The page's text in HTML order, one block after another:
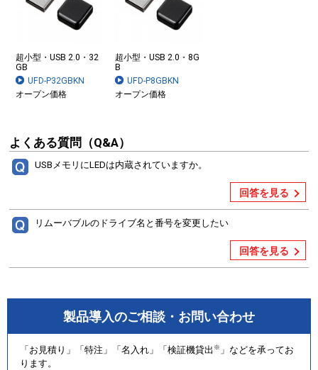
超小型・USB 2.0・32
GB
UFD-P32GBKN
オープン価格
超小型・USB 2.0・8G
B
UFD-P8GBKN
オープン価格
よくある質問（Q&A）
USBメモリにLEDは内蔵されていますか。
回答を見る
リムーバブルのドライブ名と番号を変更したい
回答を見る
製品導入のご相談・お問い合わせ
「お見積り」「特注」「名入れ」「検証機貸出 ※ 」などを承ってお
ります。